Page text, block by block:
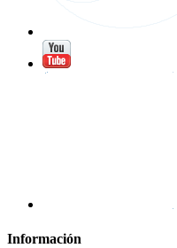
Información